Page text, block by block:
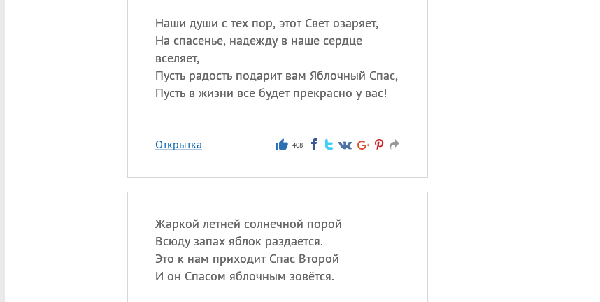
Наши души с тех пор, этот Свет озаряет,
На спасенье, надежду в наше сердце
вселяет,
Пусть радость подарит вам Яблочный Спас,
Пусть в жизни все будет прекрасно у вас!
Открытка 408
Жаркой летней солнечной порой
Всюду запах яблок раздается.
Это к нам приходит Спас Второй
И он Спасом яблочным зовётся.